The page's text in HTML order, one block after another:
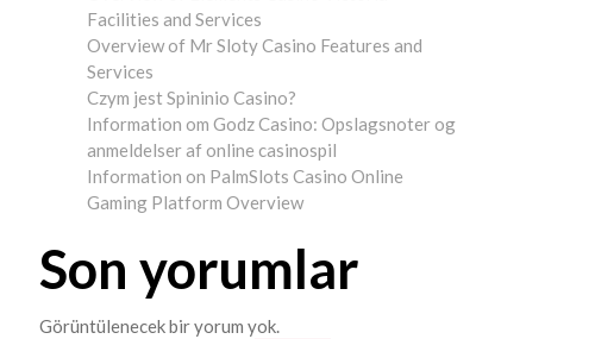
Facilities and Services
Overview of Mr Sloty Casino Features and
Services
Czym jest Spininio Casino?
Information om Godz Casino: Opslagsnoter og
anmeldelser af online casinospil
Information on PalmSlots Casino Online
Gaming Platform Overview
Son yorumlar
Görüntülenecek bir yorum yok.